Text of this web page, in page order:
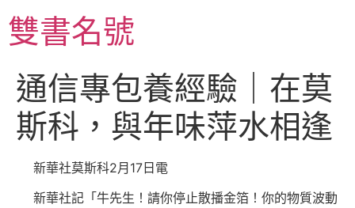
至
主雙書名號
通信專包養經驗｜在莫
斯科，與年味萍水相逢
新華社莫斯科2月17日電
新華社記「牛先生！請你停止散播金箔！你的物質波動